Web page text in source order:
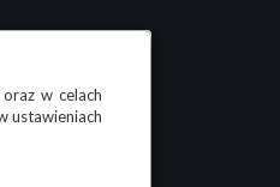
w celach
ustawieniach